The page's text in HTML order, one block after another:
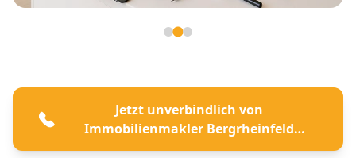
Jetzt unverbindlich von
Immobilienmakler Bergrheinfeld
beraten lassen